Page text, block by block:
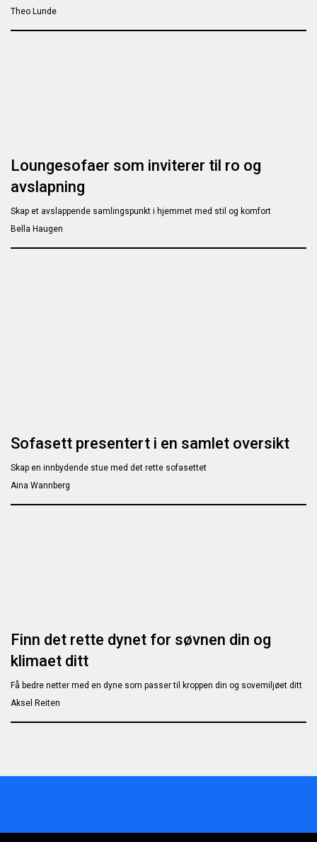
Theo Lunde
Loungesofaer som inviterer til ro og
avslapning
Skap et avslappende samlingspunkt i hjemmet med stil og komfort
Bella Haugen
Sofasett presentert i en samlet oversikt
Skap en innbydende stue med det rette sofasettet
Aina Wannberg
Finn det rette dynet for søvnen din og
klimaet ditt
Få bedre netter med en dyne som passer til kroppen din og sovemiljøet ditt
Aksel Reiten